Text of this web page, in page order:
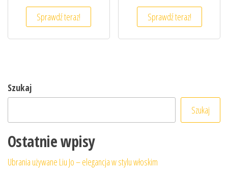
Sprawdź teraz! Sprawdź teraz!
Szukaj
Szukaj
Ostatnie wpisy
Ubrania używane Liu Jo – elegancja w stylu włoskim